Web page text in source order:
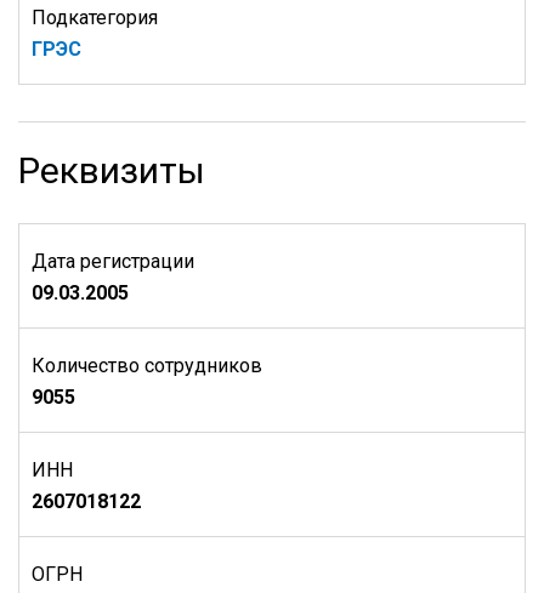
Подкатегория
ГРЭС
Реквизиты
Дата регистрации
09.03.2005
Количество сотрудников
9055
ИНН
2607018122
ОГРН